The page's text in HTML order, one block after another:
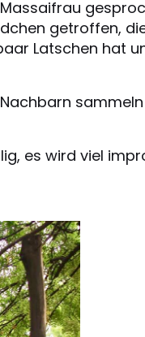
getroffen,
Latschen hat
es wird viel